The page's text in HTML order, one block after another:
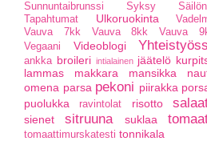
Sunnuntaibrunssi
Syksy
Tapahtumat
Ulkoruokinta
Vauva 7kk
Vauva 8kk
Vauva
Vegaani
Videoblogi
ankka broileri intialainen jäätelö
lammas
makkara mansikka
omena parsa pekoni piirakka
puolukka
ravintolat risotto
sienet sitruuna suklaa
tomaattimurskatesti tonnikala